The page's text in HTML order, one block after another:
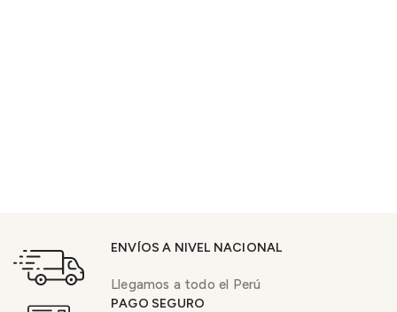
ENVÍOS A NIVEL NACIONAL
Llegamos a todo el Perú
PAGO SEGURO